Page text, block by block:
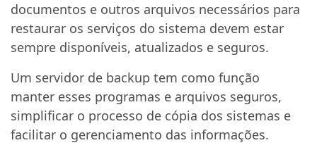
documentos e outros arquivos necessários para
restaurar os serviços do sistema devem estar
sempre disponíveis, atualizados e seguros.
Um servidor de backup tem como função
manter esses programas e arquivos seguros,
simplificar o processo de cópia dos sistemas e
facilitar o gerenciamento das informações.